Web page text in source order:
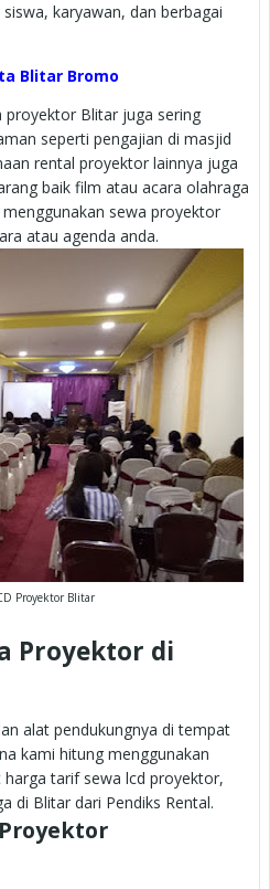
karyawan, dan berbagai
Blitar Bromo
proyektor Blitar juga sering
seperti pengajian di masjid
rental proyektor lainnya juga
baik film atau acara olahraga
sewa proyektor
atau agenda anda.
Proyektor Blitar
Proyektor di
alat pendukungnya di tempat
kami hitung menggunakan
tarif sewa lcd proyektor,
di Blitar dari Pendiks Rental.